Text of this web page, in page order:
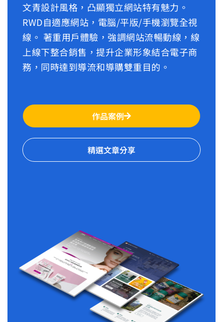
文青設計風格，凸顯獨立網站特有魅力。
RWD自適應網站，電腦/平版/手機瀏覽全視
線。 著重用戶體驗，強調網站流暢動線，線
上線下整合銷售，提升企業形象結合電子商
務，同時達到導流和導購雙重目的。
作品案例
精選文章分享